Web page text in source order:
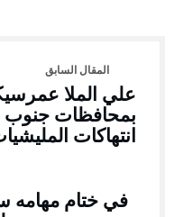
علي الملا
بمحافظات
انتهاكات
في ختام مهامه